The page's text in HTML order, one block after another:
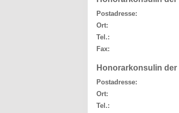
Postadresse:
Ort:
Tel.:
Fax:
Honorarkonsulin
Postadresse:
Ort:
Tel.: